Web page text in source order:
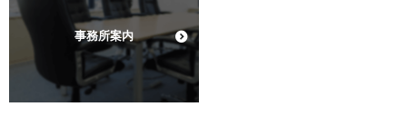
事務所案内